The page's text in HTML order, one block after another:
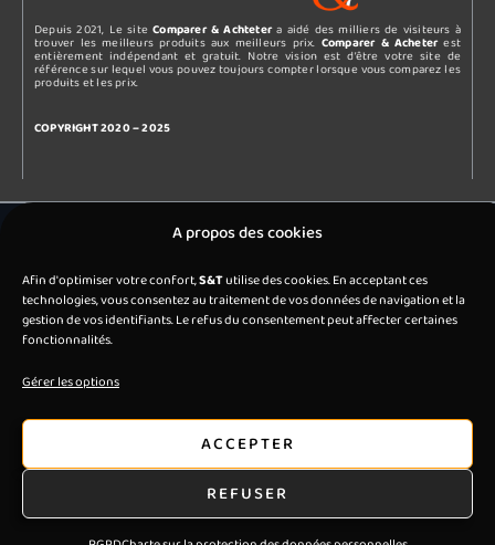
A propos des cookies
Afin d'optimiser votre confort,S&Tutilise des cookies. En acceptant ces
technologies, vous consentez au traitement de vos données de navigation et la
gestion de vos identifiants. Le refus du consentement peut affecter certaines
fonctionnalités.
Gérer les options
ACCEPTER
REFUSER
Depuis 2021, Le siteComparer & Achtetera aidé des milliers de visiteurs à
trouver les meilleurs produits aux meilleurs prix. Comparer & Acheterest
entièrement indépendant et gratuit. Notre vision est d’être votre site de
référence sur lequel vous pouvez toujours compter lorsque vous comparez les
produits et les prix.
COPYRIGHT 2020 – 2025
CE SITE EST SOUTENUS PAR :
PIXELCLUB
comparer-achat.frpeut avoir recours à l’IA générative pour contrôler
l’exactitude des informations publiées.
SITE WEB By OdD